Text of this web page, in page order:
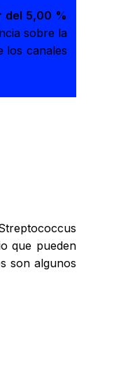
del 5,00 %
sobre la
los canales
que pueden
son algunos